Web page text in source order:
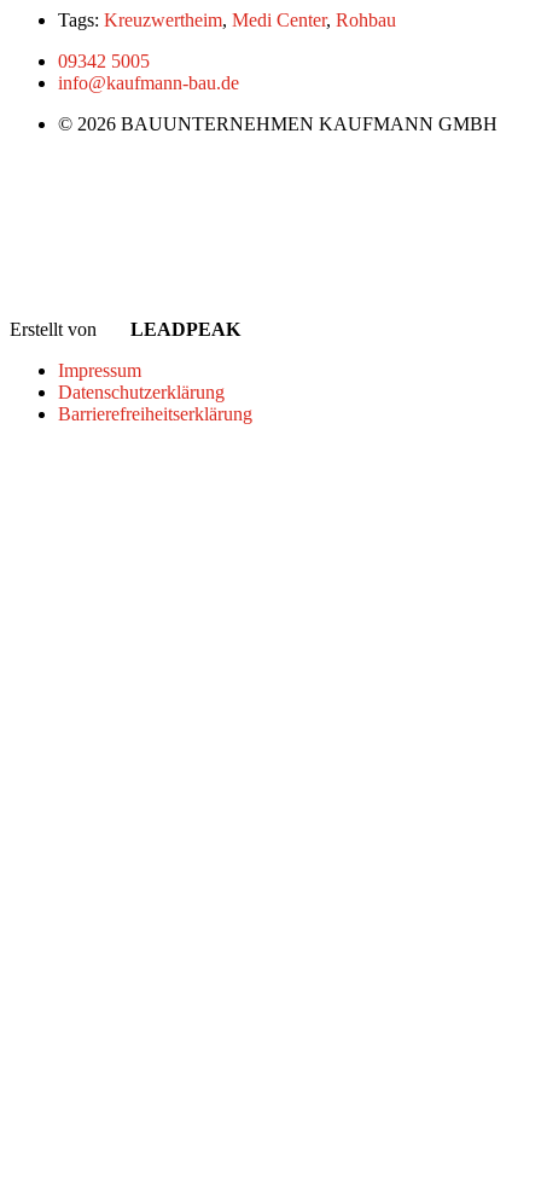
Tags: Kreuzwertheim, Medi Center, Rohbau
09342 5005
info@kaufmann-bau.de
© 2026 BAUUNTERNEHMEN KAUFMANN GMBH
Erstellt von
LEADPEAK
Impressum
Datenschutzerklärung
Barrierefreiheitserklärung